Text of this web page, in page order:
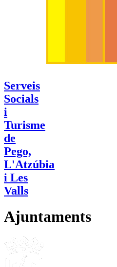
Serveis
Socials
i
Turisme
de
Pego,
L'Atzúbia
i Les
Valls
Ajuntaments